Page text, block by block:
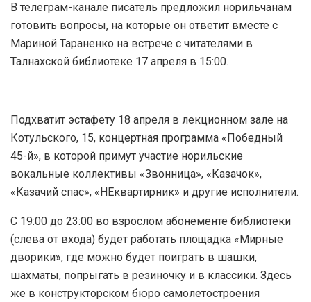
В телеграм-канале писатель предложил норильчанам
готовить вопросы, на которые он ответит вместе с
Мариной Тараненко на встрече с читателями в
Талнахской библиотеке 17 апреля в 15:00.
Подхватит эстафету 18 апреля в лекционном зале на
Котульского, 15, концертная программа «Победный
45-й», в которой примут участие норильские
вокальные коллективы «Звонница», «Казачок»,
«Казачий спас», «НЕквартирник» и другие исполнители.
С 19:00 до 23:00 во взрослом абонементе библиотеки
(слева от входа) будет работать площадка «Мирные
дворики», где можно будет поиграть в шашки,
шахматы, попрыгать в резиночку и в классики. Здесь
же в конструкторском бюро самолетостроения